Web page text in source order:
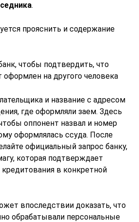
.
прояснить и содержание
чтобы подтвердить, что
на другого человека
и название с адресом
где оформляли заем. Здесь
оппонент назвал и номер
оформлялась ссуда. После
официальный запрос банку,
которая подтверждает
в конкретной
впоследствии доказать, что
обрабатывали персональные